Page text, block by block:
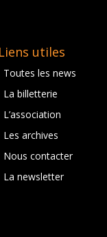
(2023)
Liens utiles
Toutes les news
La billetterie
L’association
Les archives
Nous contacter
La newsletter